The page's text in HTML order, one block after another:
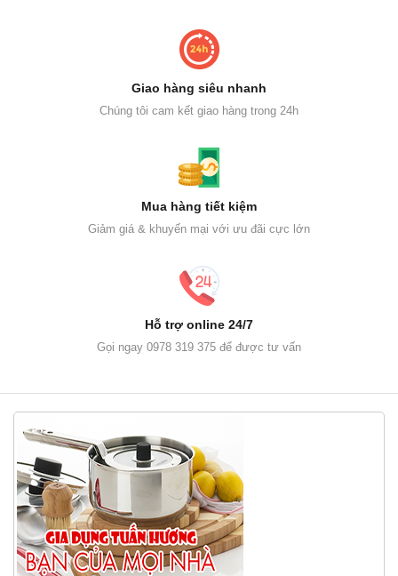
Giao hàng siêu nhanh
Chúng tôi cam kết giao hàng trong 24h
Mua hàng tiết kiệm
Giảm giá & khuyến mại với ưu đãi cực lớn
Hỗ trợ online 24/7
Gọi ngay 0978 319 375 để được tư vấn